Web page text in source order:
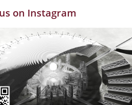
on Instagram